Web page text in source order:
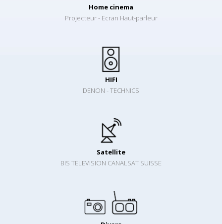
Home cinema
Projecteur - Ecran Haut-parleur
HIFI
DENON - TECHNICS
Satellite
BIS TELEVISION CANALSAT SUISSE